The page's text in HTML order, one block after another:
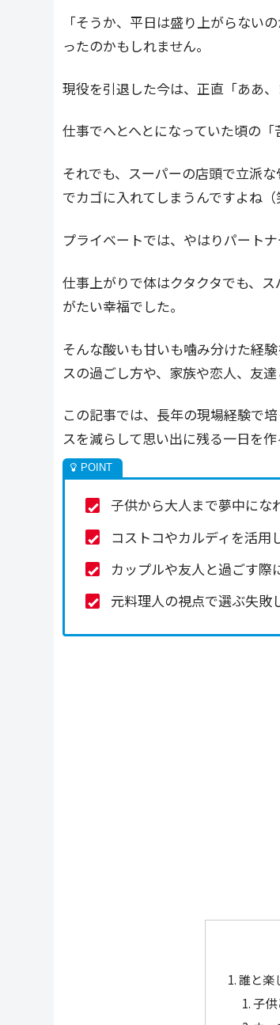
「そうか、平日は盛り上がらない
ったのかもしれません。
現役を引退した今は、正直「ああ
仕事でへとへとになっていた頃の
それでも、スーパーの店頭で立派
でカゴに入れてしまうんですよね（
プライベートでは、やはりパート
仕事上がりで体はクタクタでも、
がたい幸福でした。
そんな酸いも甘いも噛み分けた経
スの過ごし方や、家族や恋人、友
この記事では、長年の現場経験で
スを減らして思い出に残る一日を作
子供から大人まで夢中にな
コストコやカルディを活用
カップルや友人と過ごす
元料理人の視点で選ぶ失敗
誰と楽
子